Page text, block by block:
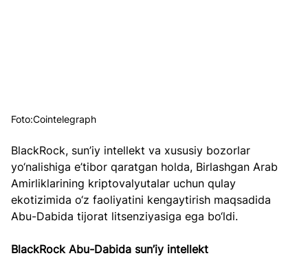
Foto:Cointelegraph
BlackRock, sun’iy intellekt va xususiy bozorlar
yo‘nalishiga e’tibor qaratgan holda, Birlashgan Arab
Amirliklarining kriptovalyutalar uchun qulay
ekotizimida o‘z faoliyatini kengaytirish maqsadida
Abu-Dabida tijorat litsenziyasiga ega bo‘ldi.
BlackRock Abu-Dabida sun’iy intellekt